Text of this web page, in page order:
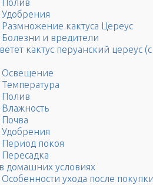
Полив
Удобрения
Размножение кактуса Цереус
Болезни и вредители
кактус перуанский цереус
Освещение
Температура
Полив
Влажность
Почва
Удобрения
Период покоя
Пересадка
домашних условиях
Особенности ухода после покупки